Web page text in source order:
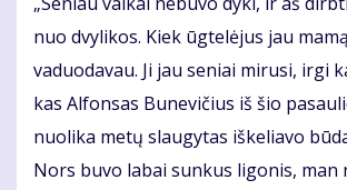
nuo dvy­li­kos. Kiek ūg­te­lė­jus jau
va­duo­da­vau. Ji jau se­niai mi­ru­si, ir­gi
kas Al­fon­sas Bu­ne­vi­čius iš šio
nuo­li­ka me­tų slau­gy­tas iš­ke­lia­vo
Nors bu­vo la­bai sun­kus li­go­nis,